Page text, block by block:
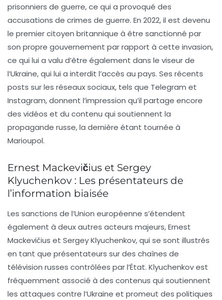
prisonniers de guerre, ce qui a provoqué des
accusations de crimes de guerre. En 2022, il est devenu
le premier citoyen britannique à être sanctionné par
son propre gouvernement par rapport à cette invasion,
ce qui lui a valu d’être également dans le viseur de
l’Ukraine, qui lui a interdit l’accès au pays. Ses récents
posts sur les réseaux sociaux, tels que Telegram et
Instagram, donnent l’impression qu’il partage encore
des vidéos et du contenu qui soutiennent la
propagande russe, la dernière étant tournée à
Marioupol.
Ernest Mackevičius et Sergey
Klyuchenkov : Les présentateurs de
l’information biaisée
Les sanctions de l’Union européenne s’étendent
également à deux autres acteurs majeurs, Ernest
Mackevičius et Sergey Klyuchenkov, qui se sont illustrés
en tant que présentateurs sur des chaînes de
télévision russes contrôlées par l’État. Klyuchenkov est
fréquemment associé à des contenus qui soutiennent
les attaques contre l’Ukraine et promeut des politiques